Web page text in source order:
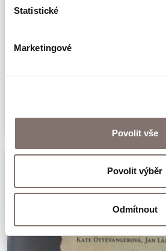
Statistické
Marketingové
Povolit vše
Povolit výběr
Odmítnout
Češi ve wehrmachtu